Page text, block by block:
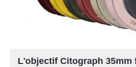
L'objectif Citograph 35mm